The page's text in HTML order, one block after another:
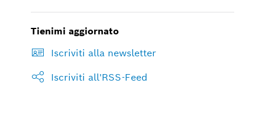
Tienimi aggiornato
Iscriviti alla newsletter
Iscriviti all'RSS-Feed